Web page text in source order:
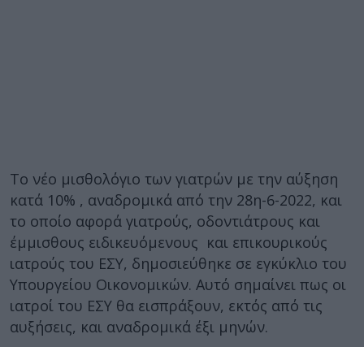
Το νέο μισθολόγιο των γιατρών με την αύξηση
κατά 10% , αναδρομικά από την 28η-6-2022, και
το οποίο αφορά γιατρούς, οδοντιάτρους και
έμμισθους ειδικευόμενους και επικουρικούς
ιατρούς του ΕΣΥ, δημοσιεύθηκε σε εγκύκλιο του
Υπουργείου Οικονομικών. Αυτό σημαίνει πως οι
ιατροί του ΕΣΥ θα εισπράξουν, εκτός από τις
αυξήσεις, και αναδρομικά έξι μηνών.